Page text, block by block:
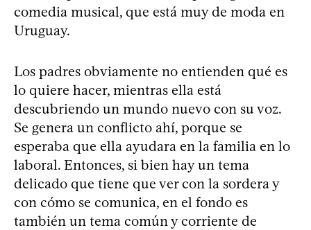
comedia musical, que está muy de moda en
Uruguay.
Los padres obviamente no entienden qué es
lo quiere hacer, mientras ella está
descubriendo un mundo nuevo con su voz.
Se genera un conflicto ahí, porque se
esperaba que ella ayudara en la familia en lo
laboral. Entonces, si bien hay un tema
delicado que tiene que ver con la sordera y
con cómo se comunica, en el fondo es
también un tema común y corriente de